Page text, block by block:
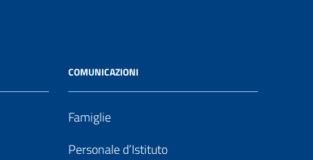
COMUNICAZIONI
Famiglie
Personale d’Istituto